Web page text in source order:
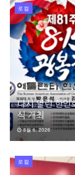
로컬
다시 열린 한인
식 개최
8월 6, 2026
로컬